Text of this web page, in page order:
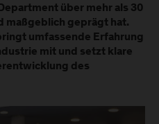
über mehr als 30
maßgeblich geprägt hat.
umfassende Erfahrung
mit und setzt klare
des